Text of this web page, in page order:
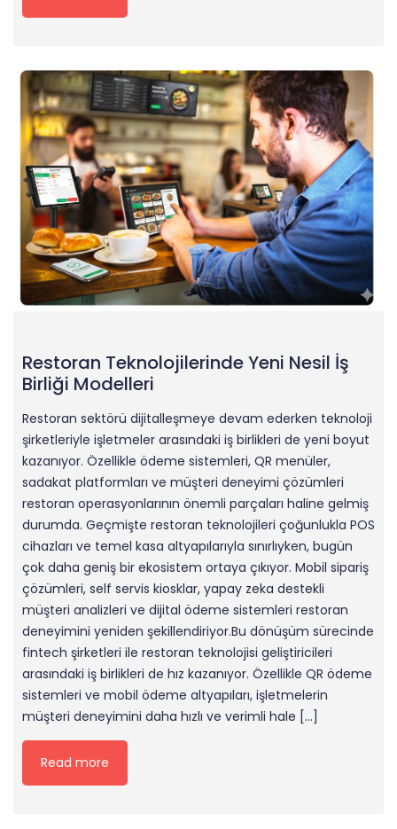
Restoran Teknolojilerinde Yeni Nesil İş
Birliği Modelleri
Restoran sektörü dijitalleşmeye devam ederken teknoloji
şirketleriyle işletmeler arasındaki iş birlikleri de yeni boyut
kazanıyor. Özellikle ödeme sistemleri, QR menüler,
sadakat platformları ve müşteri deneyimi çözümleri
restoran operasyonlarının önemli parçaları haline gelmiş
durumda. Geçmişte restoran teknolojileri çoğunlukla POS
cihazları ve temel kasa altyapılarıyla sınırlıyken, bugün
çok daha geniş bir ekosistem ortaya çıkıyor. Mobil sipariş
çözümleri, self servis kiosklar, yapay zeka destekli
müşteri analizleri ve dijital ödeme sistemleri restoran
deneyimini yeniden şekillendiriyor.Bu dönüşüm sürecinde
fintech şirketleri ile restoran teknolojisi geliştiricileri
arasındaki iş birlikleri de hız kazanıyor. Özellikle QR ödeme
sistemleri ve mobil ödeme altyapıları, işletmelerin
müşteri deneyimini daha hızlı ve verimli hale […]
Read more